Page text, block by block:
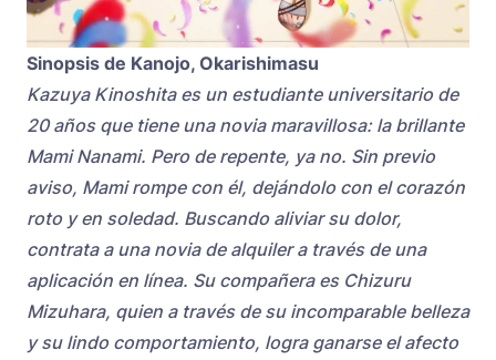
Sinopsis de Kanojo, Okarishimasu
Kazuya Kinoshita es un estudiante universitario de
20 años que tiene una novia maravillosa: la brillante
Mami Nanami. Pero de repente, ya no. Sin previo
aviso, Mami rompe con él, dejándolo con el corazón
roto y en soledad. Buscando aliviar su dolor,
contrata a una novia de alquiler a través de una
aplicación en línea. Su compañera es Chizuru
Mizuhara, quien a través de su incomparable belleza
y su lindo comportamiento, logra ganarse el afecto